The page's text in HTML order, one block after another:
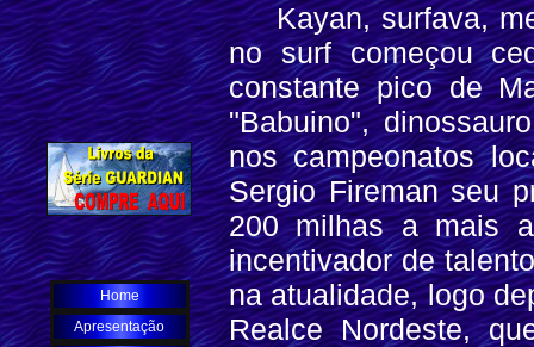
Home
Apresentação
Kayan, surfava,
no surf começou
constante pico de
"Babuino",
nos campeonatos
Sergio Fireman seu
200 milhas a mais
incentivador de
na atualidade, logo
Realce Nordeste,